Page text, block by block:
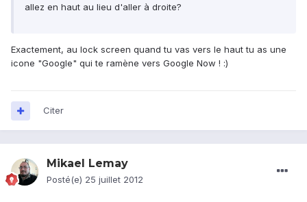
allez en haut au lieu d'aller à droite?
Exactement, au lock screen quand tu vas vers le haut tu as une
icone "Google" qui te ramène vers Google Now ! :)
Citer
Mikael Lemay
Posté(e) 25 juillet 2012